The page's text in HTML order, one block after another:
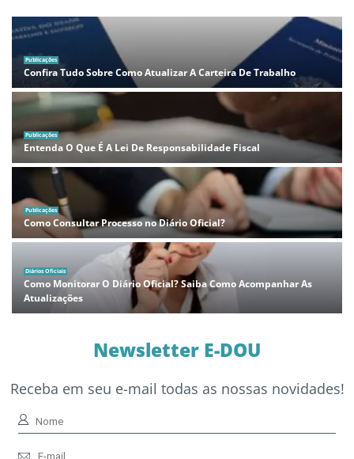
Publicações
Confira Tudo Sobre Como Atualizar A Carteira De Trabalho
Publicações
Entenda O Que É A Lei De Responsabilidade Fiscal
Publicações
Como Consultar Processo no Diário Oficial?
Diários Oficiais
Como Monitorar O Diário Oficial? Saiba Como Acompanhar As
Atualizações
Newsletter E-DOU
Receba em seu e-mail todas as nossas novidades!